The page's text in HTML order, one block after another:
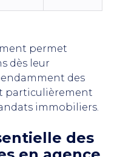
permet
dès leur
des
particulièrement
immobiliers.
des